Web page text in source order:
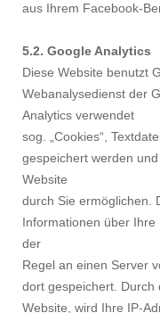
aus Ihrem Facebook-
5.2. Google Analytics
Diese Website benutzt
Webanalysedienst der
Analytics verwendet
sog. „Cookies“,
gespeichert werden
Website
durch Sie ermöglichen.
Informationen über Ihre
der
Regel an einen Server
dort gespeichert. Durch
Website, wird Ihre IP-